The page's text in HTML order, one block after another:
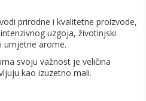
prirodne i kvalitetne proizvode,
uzgoja, životinjski
umjetne arome.
svoju važnost je veličina
kao izuzetno mali.